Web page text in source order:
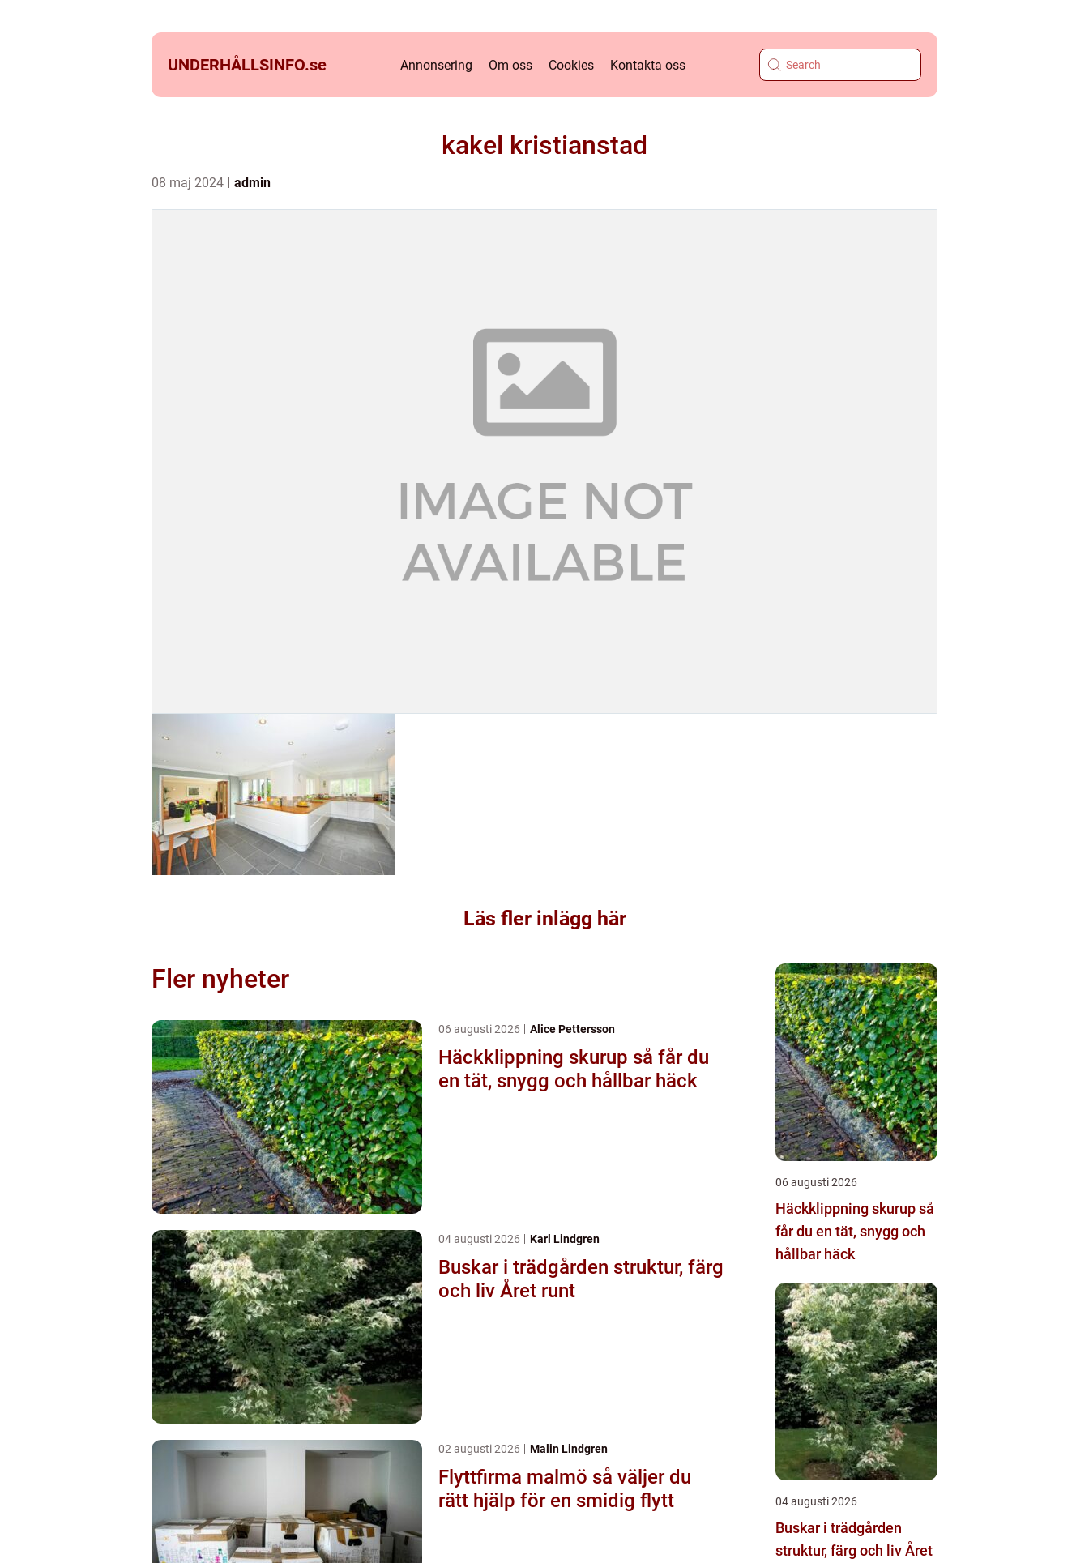
UNDERHÅLLSINFO.se Annonsering Om oss Cookies Kontakta oss
kakel kristianstad
08 maj 2024 admin
Läs fler inlägg här
Fler nyheter
06 augusti 2026 Alice Pettersson
Häckklippning skurup så får du
en tät, snygg och hållbar häck
04 augusti 2026 Karl Lindgren
Buskar i trädgården struktur, färg
och liv Året runt
02 augusti 2026 Malin Lindgren
Flyttfirma malmö så väljer du
rätt hjälp för en smidig flytt
06 augusti 2026
Häckklippning skurup så
får du en tät, snygg och
hållbar häck
04 augusti 2026
Buskar i trädgården
struktur, färg och liv Året